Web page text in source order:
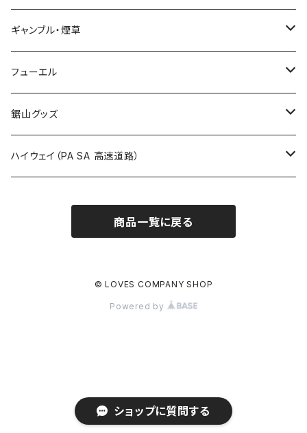
ショップに質問する
国道700～799号線
ROUTE600～699号線
ROUTE700～799号線
ROUTE 600～699号線
ROUTE 700～799号線
ROUTE 600～699号線
ROUTE 700～799号線
ステッカー
福島県
茨城県
栃木県
群馬県
ホテルキーホルダー
LIVE配信禁止
撮影禁止
ギャンブル・煙草
ホテルキーホルダー
たばこ・禁煙ステッカー
フューエル
ステッカー
鋸山グッズ
Tシャツ
ハイウェイ（PA SA 高速道路）
商品一覧に戻る
© LOVES COMPANY SHOP
Powered by